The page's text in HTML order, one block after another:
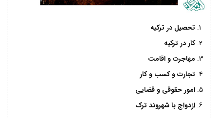
تحصیل در ترکیه
کار در ترکیه
مهاجرت و اقامت
تجارت و کسب و کار
امور حقوقی و قضایی
ازدواج با شهروند ترک